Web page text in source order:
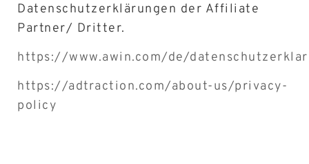
Datenschutzerklärungen der Affiliate
Partner/ Dritter.
https://www.awin.com/de/
https://adtraction.com/about-us/privacy-
policy